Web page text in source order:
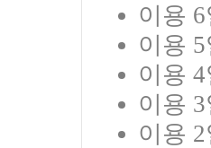
이용
이용
이용
이용
이용